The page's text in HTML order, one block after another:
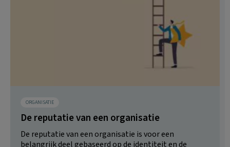
ORGANISATIE
De reputatie van een organisatie
De reputatie van een organisatie is voor een
belangrijk deel gebaseerd op de identiteit en de